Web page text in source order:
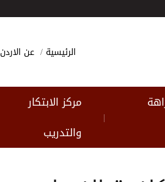
الرئيسية عن الاردن
|
مركز الابتكار
والتدريب